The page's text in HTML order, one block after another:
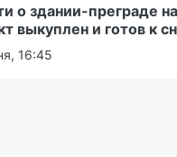
о здании-преграде
выкуплен и готов к
16:45